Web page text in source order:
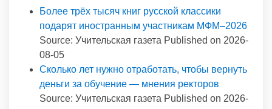
Более трёх тысяч книг русской классики
подарят иностранным участникам МФМ–2026
Source: Учительская газета Published on 2026-
08-05
Сколько лет нужно отработать, чтобы вернуть
деньги за обучение — мнения ректоров
Source: Учительская газета Published on 2026-